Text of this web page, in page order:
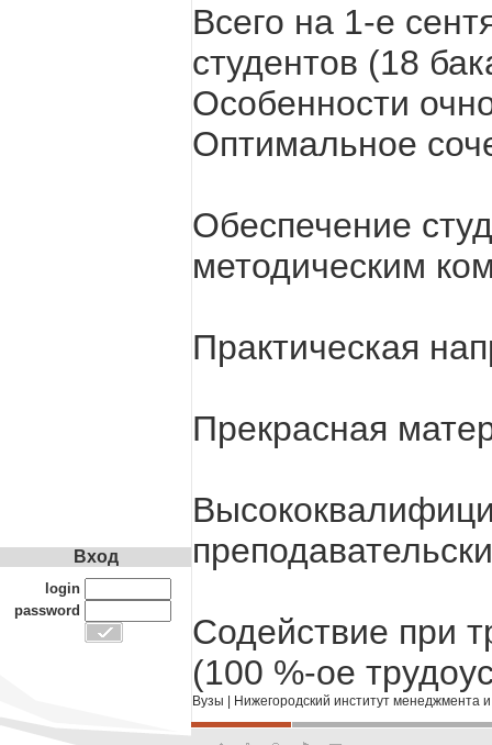
Всего на 1-е
студентов (18
Особенности
Оптимальное
Обеспечение
методическим
Практическая
Прекрасная
Содействие при
(100 %-ое
Вузы Нижегородский институт менеджмента
Вход
login
password